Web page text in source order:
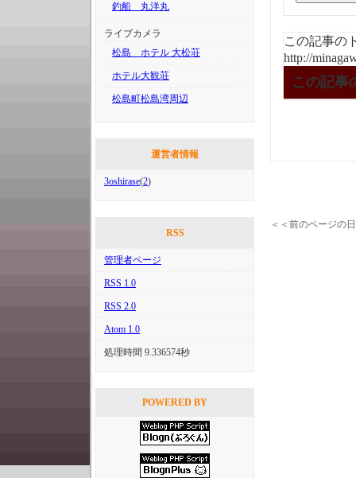
釣船 丸洋丸
ライブカメラ
松島 ホテル 大松荘
ホテル大観荘
松島町松島湾周辺
運営者情報
3oshirase(2)
RSS
管理者ページ
RSS 1.0
RSS 2.0
Atom 1.0
処理時間 9.336574秒
POWERED BY
この記事の
http://
この記事
＜＜前のページの